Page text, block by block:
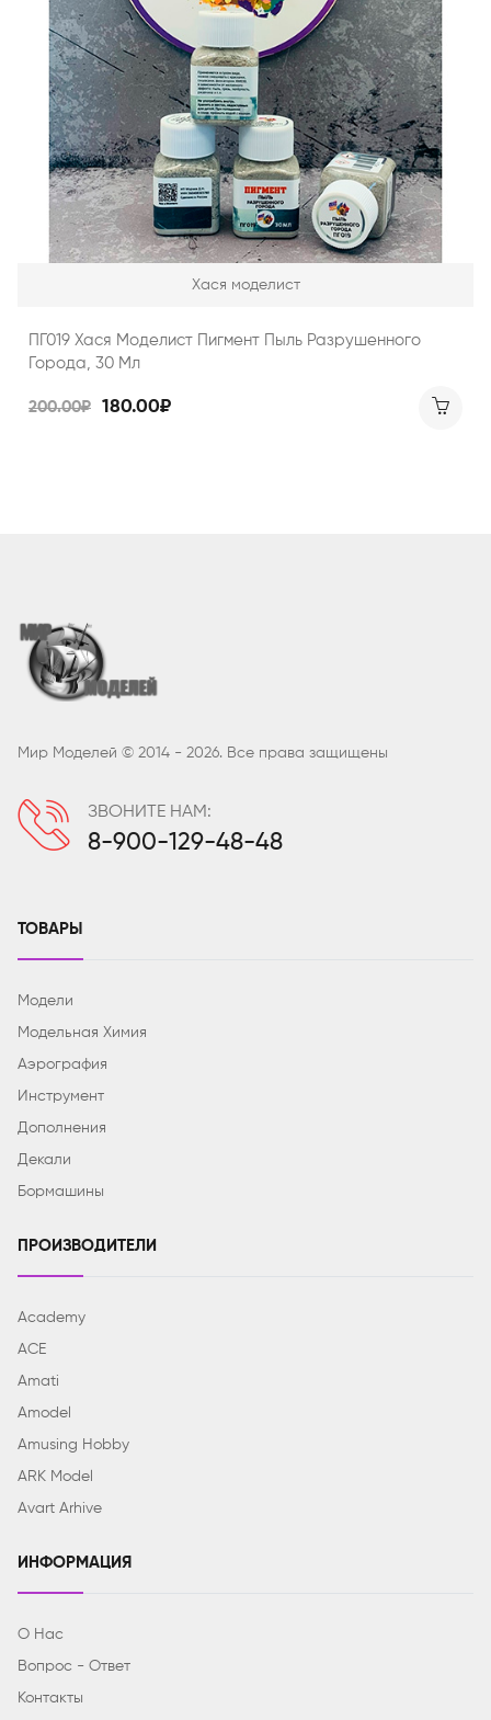
Хася моделист
ПГ019 Хася Моделист Пигмент Пыль Разрушенного
Города, 30 Мл
200.00₽ 180.00₽
Мир Моделей © 2014 - 2026. Все права защищены
ЗВОНИТЕ НАМ:
8-900-129-48-48
ТОВАРЫ
Модели
Модельная Химия
Аэрография
Инструмент
Дополнения
Декали
Бормашины
ПРОИЗВОДИТЕЛИ
Academy
ACE
Amati
Amodel
Amusing Hobby
ARK Model
Avart Arhive
ИНФОРМАЦИЯ
О Нас
Вопрос - Ответ
Контакты